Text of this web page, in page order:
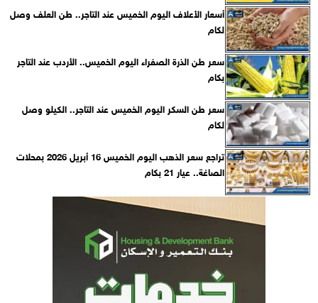
أسعار الأعلاف اليوم الخميس عند التاجر.. طن العلف وصل
لكام
سعر طن الذرة الصفراء اليوم الخميس.. الأردب عند التاجر
بكام
سعر طن السكر اليوم الخميس عند التاجر.. الكيلو وصل
لكام
تراجع سعر الذهب اليوم الخميس 16 أبريل 2026 بمحلات
الصاغة.. عيار 21 بكام